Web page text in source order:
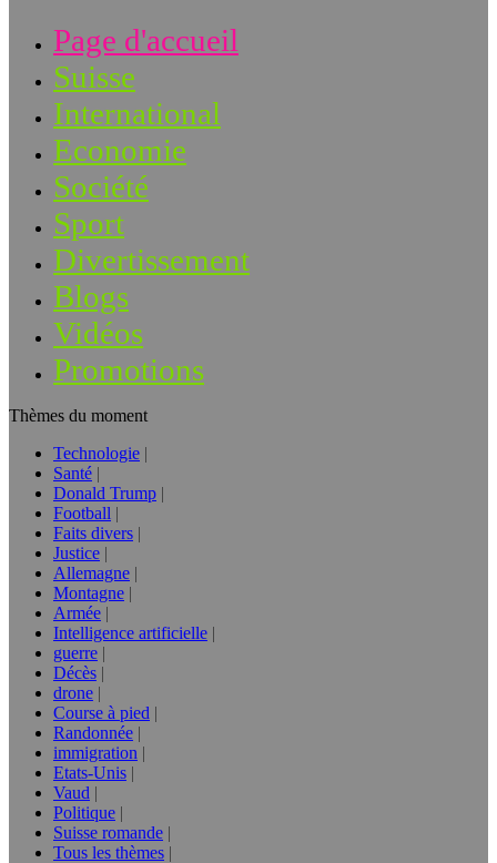
Page d'accueil
Suisse
International
Economie
Société
Sport
Divertissement
Blogs
Vidéos
Promotions
Thèmes du moment
Technologie
Santé
Donald Trump
Football
Faits divers
Justice
Allemagne
Montagne
Armée
Intelligence artificielle
guerre
Décès
drone
Course à pied
Randonnée
immigration
Etats-Unis
Vaud
Politique
Suisse romande
Tous les thèmes